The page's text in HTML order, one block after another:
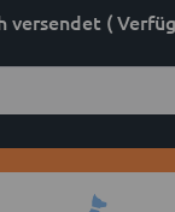
versendet (